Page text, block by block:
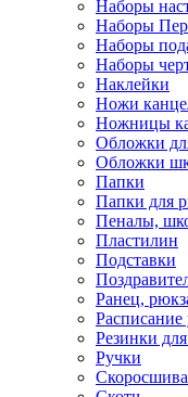
Наборы
Наборы
Наборы
Наборы
Наклейки
Ножи
Ножницы
Обложки
Обложки
Папки
Папки для
Пеналы,
Пластилин
Подставки
Ранец,
Расписание
Резинки
Ручки